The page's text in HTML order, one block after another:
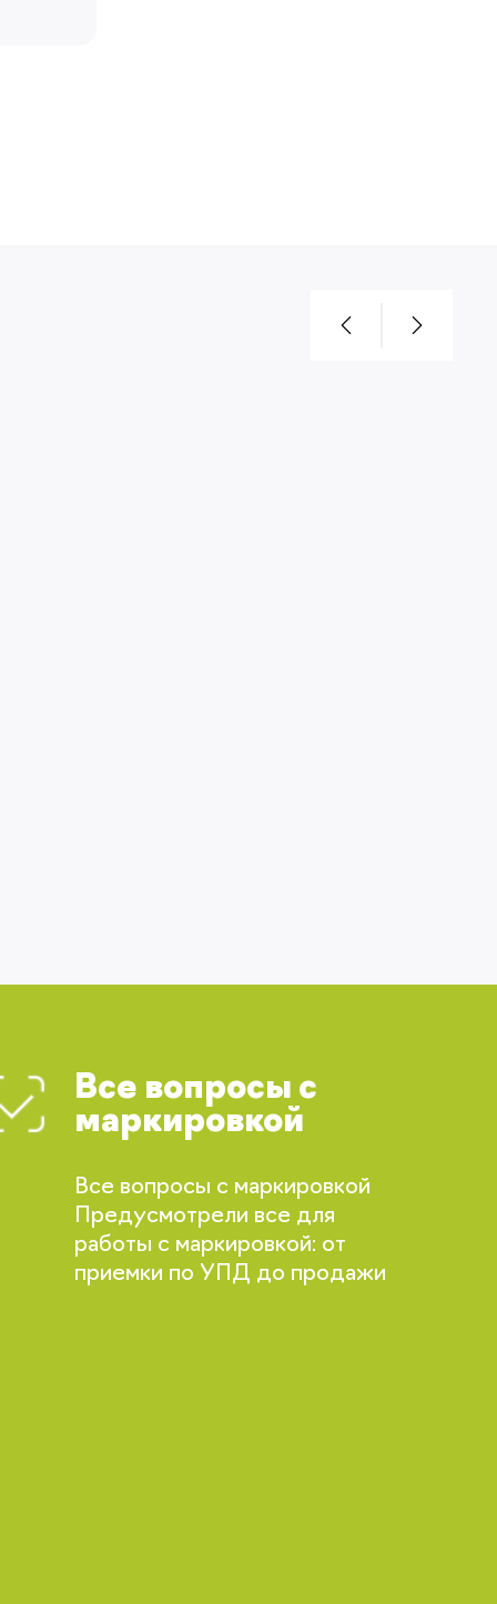
Все вопросы с
маркировкой
Все вопросы с маркировкой
Предусмотрели все для
работы с маркировкой: от
приемки по УПД до продажи